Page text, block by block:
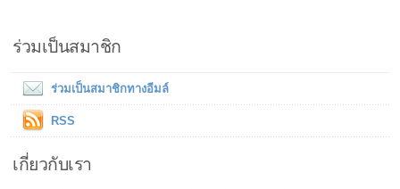
ร่วมเป็นสมาชิก
ร่วมเป็นสมาชิกทางอีมล์
RSS
เกี่ยวกับเรา